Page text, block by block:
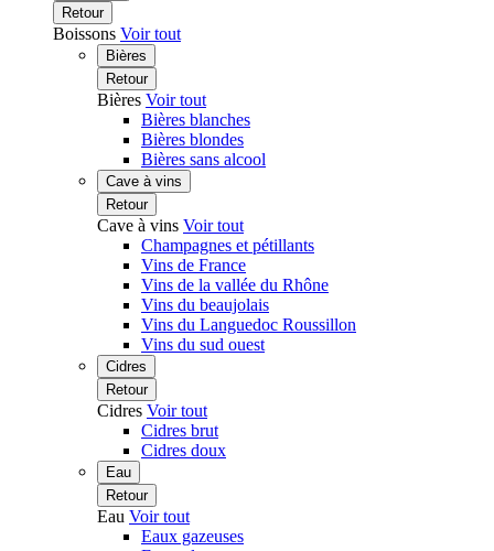
Retour
Boissons Voir tout
Bières
Retour
Bières Voir tout
Bières blanches
Bières blondes
Bières sans alcool
Cave à vins
Retour
Cave à vins Voir tout
Champagnes et pétillants
Vins de France
Vins de la vallée du Rhône
Vins du beaujolais
Vins du Languedoc Roussillon
Vins du sud ouest
Cidres
Retour
Cidres Voir tout
Cidres brut
Cidres doux
Eau
Retour
Eau Voir tout
Eaux gazeuses